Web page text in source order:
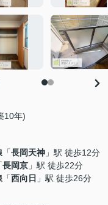
10年)
「長岡天神 」駅 徒歩12分
長岡京 」駅 徒歩22分
「西向日 」駅 徒歩26分